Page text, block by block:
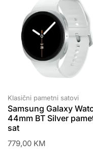
Klasični pametni satovi
Samsung Galaxy
44mm BT Silver
sat
779,00 KM